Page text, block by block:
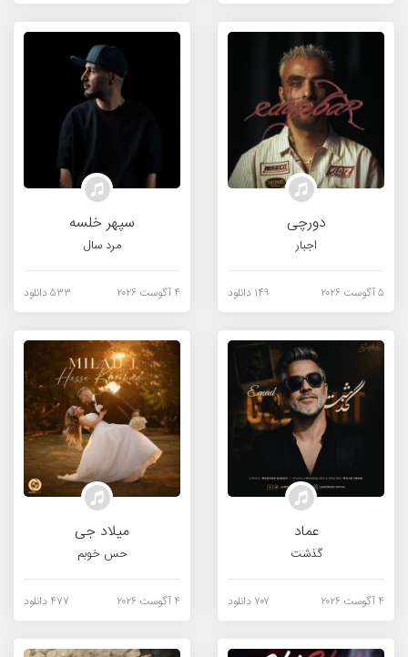
دورچی
اجبار
۵ آگوست ۲۰۲۶ ۱۴۹ دانلود
سپهر خلسه
مرد سال
۴ آگوست ۲۰۲۶ ۵۳۳ دانلود
عماد
گذشت
۴ آگوست ۲۰۲۶ ۷۰۷ دانلود
میلاد جی
حس خوبم
۴ آگوست ۲۰۲۶ ۴۷۷ دانلود